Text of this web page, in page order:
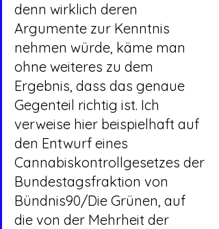
denn wirklich deren
Argumente zur Kenntnis
nehmen würde, käme man
ohne weiteres zu dem
Ergebnis, dass das genaue
Gegenteil richtig ist. Ich
verweise hier beispielhaft auf
den Entwurf eines
Cannabiskontrollgesetzes der
Bundestagsfraktion von
Bündnis90/Die Grünen, auf
die von der Mehrheit der